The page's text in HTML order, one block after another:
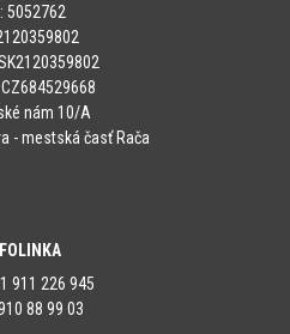
5052762
CZ684529668
nám 10/A
- mestská časť Rača
911 226 945
88 99 03